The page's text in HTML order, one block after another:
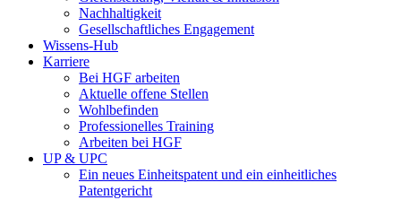
Nachhaltigkeit
Gesellschaftliches Engagement
Wissens-Hub
Karriere
Bei HGF arbeiten
Aktuelle offene Stellen
Wohlbefinden
Professionelles Training
Arbeiten bei HGF
UP & UPC
Ein neues Einheitspatent und ein einheitliches
Patentgericht